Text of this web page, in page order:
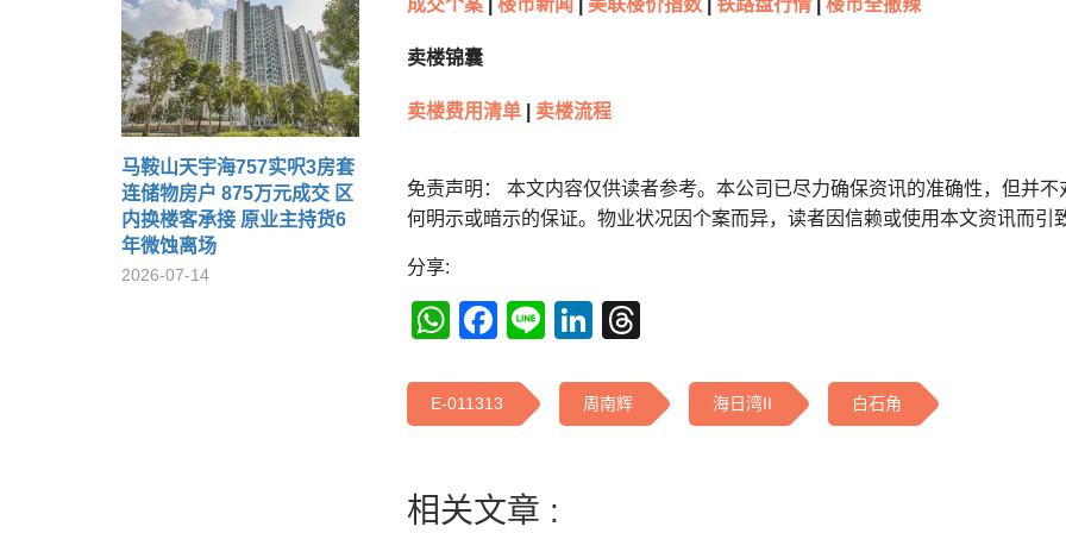
马鞍山天宇海757实呎3房套
连储物房户 875万元成交 区
内换楼客承接 原业主持货6
年微蚀离场
2026-07-14
成交个案 楼市新闻 美联楼价指数 铁路盘行情 楼市全撤辣
卖楼锦囊
卖楼费用清单 卖楼流程
免责声明： 本文内容仅供读者参考。本公司已尽力确保资讯的准确性，但并
何明示或暗示的保证。物业状况因个案而异，读者因信赖或使用本文资讯而引
分享:
WhatsApp
Facebook
LineLinkedIn
E-011313 周南辉 海日湾II 白石角
相关文章 :